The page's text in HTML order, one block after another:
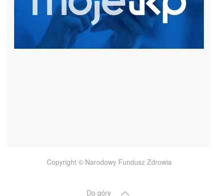
czytaj więcej
Copyright © Narodowy Fundusz Zdrowia
Do góry